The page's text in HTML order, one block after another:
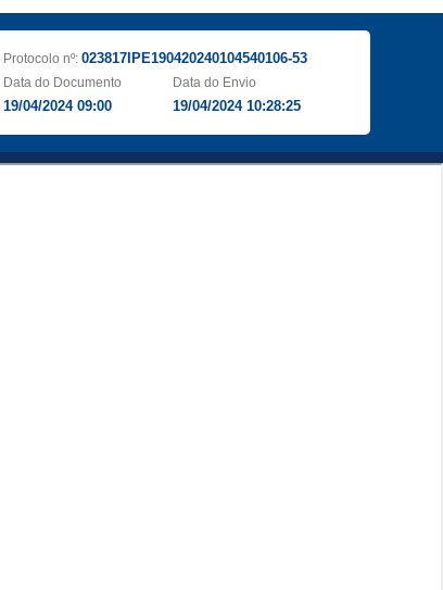
Protocolo nº: 023817IPE190420240104540106-53
Data do Documento
19/04/2024 09:00
Data do Envio
19/04/2024 10:28:25